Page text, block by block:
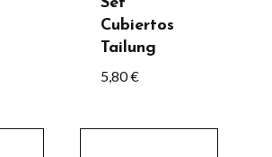
Cubiertos
Tailung
5,80€